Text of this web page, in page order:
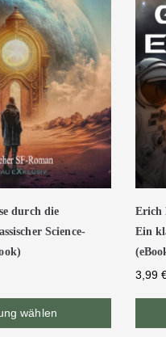
durch die
Science-
wählen
Erich
Ein
3,99